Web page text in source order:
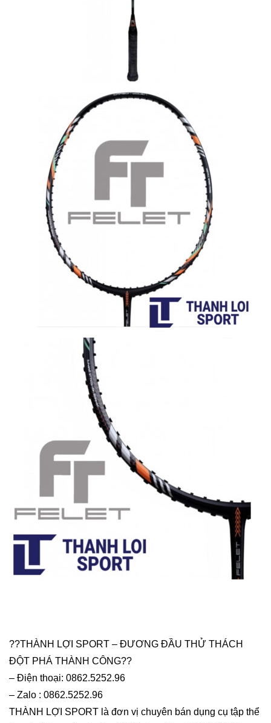
??THÀNH LỢI SPORT – ĐƯƠNG ĐẦU THỬ THÁCH
ĐỘT PHÁ THÀNH CÔNG??
– Điện thoại: 0862.5252.96
– Zalo : 0862.5252.96
THÀNH LỢI SPORT là đơn vị chuyên bán dụng cụ tập thể